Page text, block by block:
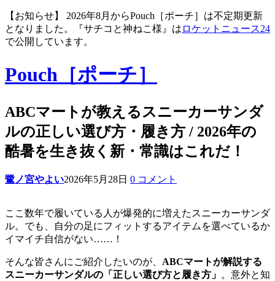
【お知らせ】 2026年8月からPouch［ポーチ］は不定期更新
となりました。『サチコと神ねこ様』は ロケットニュース24
で公開しています。
Pouch［ポーチ］
ABCマートが教えるスニーカーサンダ
ルの正しい選び方・履き方 / 2026年の
酷暑を生き抜く新・常識はこれだ！
鷺ノ宮やよい2026年5月28日 0 コメント
ここ数年で履いている人が爆発的に増えたスニーカーサンダ
ル。でも、自分の足にフィットするアイテムを選べているか
イマイチ自信がない……！
そんな皆さんにご紹介したいのが、 ABCマートが解説する
スニーカーサンダルの「正しい選び方と履き方」 。意外と知